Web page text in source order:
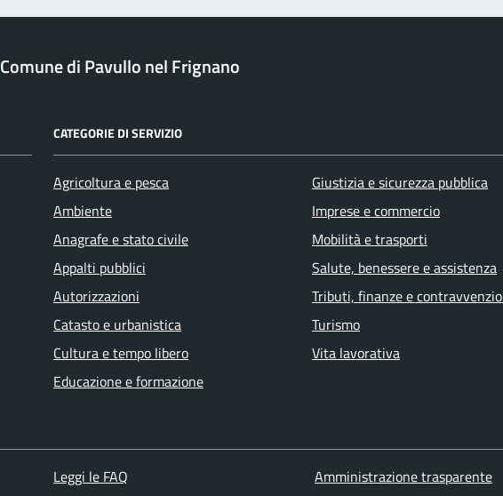
Comune di Pavullo nel Frignano
CATEGORIE DI SERVIZIO
Agricoltura e pesca
Ambiente
Anagrafe e stato civile
Appalti pubblici
Autorizzazioni
Catasto e urbanistica
Cultura e tempo libero
Educazione e formazione
Giustizia e sicurezza pubblica
Imprese e commercio
Mobilità e trasporti
Salute, benessere e assistenza
Tributi, finanze e
Turismo
Vita lavorativa
Leggi le FAQ
Amministrazione trasparente